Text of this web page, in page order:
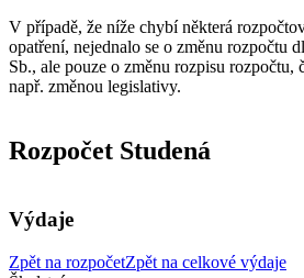
V případě, že níže chybí některá
opatření, nejednalo se o změnu rozpočtu
Sb., ale pouze o změnu rozpisu
např. změnou legislativy.
Rozpočet Studená
Výdaje
Zpět na rozpočetZpět na celkové výdaje